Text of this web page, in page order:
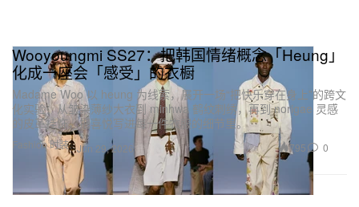
Fashion 时装
Wooyoungmi SS27：把韩国情绪概念「Heung」
化成一座会「感受」的衣橱
Madame Woo 以 heung 为线索，展开一场“把快乐穿在身上”的跨文
化实验：从皱染薄纱大衣到 minhwa 鹤纹刺绣，再到 norigae 灵感
的皮革挂饰，把喜悦写进每一件衣服的细节里。
Jun 29, 2026 795 0